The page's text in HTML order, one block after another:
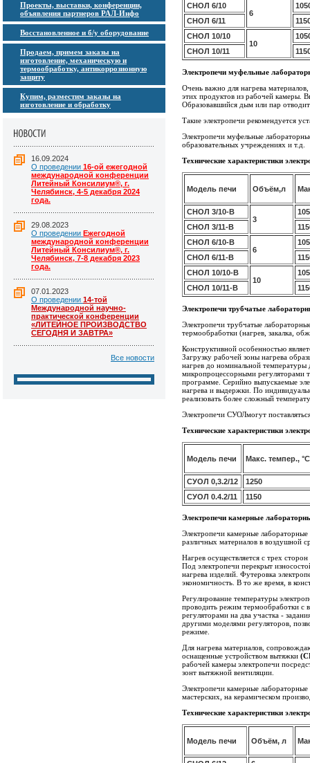
Проекты, выставки, конференции,
объявления партнеров РАЛ-Инфо
Восстановленное и б/у оборудование
Продаем, примем заказы на
изготовление, механическую и
термообработку, антикоррозионную
защиту
Купим, разместим заказы на
изготовление и обработку
16.09.2024
О проведении 16-ой ежегодной
международной конференции
Литейный Консилиум®, г.
Челябинск, 4-5 декабря 2024
года.
29.08.2023
О проведении Ежегодной
международной конференции
Литейный Консилиум®, г.
Челябинск, 7-8 декабря 2023
года.
07.01.2023
О проведении 14-той
Международной научно-
практической конференции
«ЛИТЕЙНОЕ ПРОИЗВОДСТВО
СЕГОДНЯ И ЗАВТРА»
Все новости
СНОЛ 6/10
6
СНОЛ 6/11
СНОЛ 10/10
10
СНОЛ 10/11
Электропечи муфельные
Очень важно для нагрева
этих продуктов из рабочей камеры.
Образовавшийся дым или пар
Такие электропечи рекомендуется
Электропечи муфельные
образовательных учреждениях и т.д.
Технические характеристики
Модель печи Объём,л
СНОЛ 3/10-В
3
СНОЛ 3/11-В
СНОЛ 6/10-В
6
СНОЛ 6/11-В
СНОЛ 10/10-В
10
СНОЛ 10/11-В
Электропечи трубчатые
Электропечи трубчатые
термообработки (нагрев, закалка,
Конструктивной особенностью
Загрузку рабочей зоны нагрева
нагрев до номинальной температуры
микропроцессорными регуляторами
программе. Серийно выпускаемые
нагрева и выдержки. По
реализовать более сложный
Электропечи СУОЛмогут
Технические характеристики
Модель печи Макс. темпер., °С
СУОЛ 0,3.2/12
1250
СУОЛ 0.4.2/11
1150
Электропечи камерные
Электропечи камерные
различных материалов в воздушной
Нагрев осуществляется с трех
Под электропечи перекрыт
нагрева изделий. Футеровка
экономичность. В то же время, в
Регулирование температуры
проводить режим термообработки с
регуляторами на два участка -
другими моделями регуляторов,
режиме.
Для нагрева материалов,
оснащенные устройством вытяжки
рабочей камеры электропечи
зонт вытяжной вентиляции.
Электропечи камерные
мастерских, на керамическом
Технические характеристики
Модель печи Объём, л